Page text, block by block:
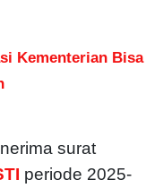
Kementerian Bisa
surat
periode 2025-